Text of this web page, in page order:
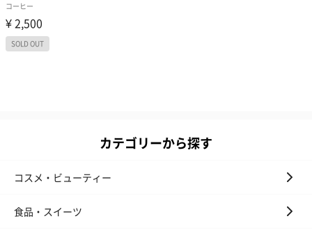
カテゴリーから探す
コスメ・ビューティー
食品・スイーツ